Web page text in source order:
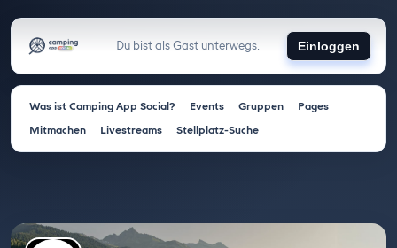
Du bist als Gast unterwegs. Einloggen
Was ist Camping App Social? Events Gruppen
Pages
Mitmachen
Livestreams Stellplatz-Suche